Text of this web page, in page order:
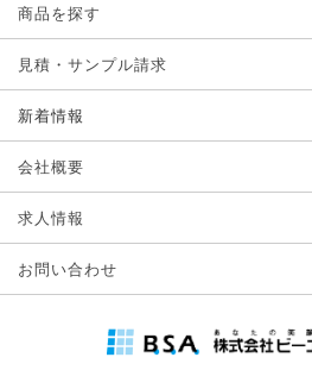
商品を探す
見積・サンプル請求
新着情報
会社概要
求人情報
お問い合わせ